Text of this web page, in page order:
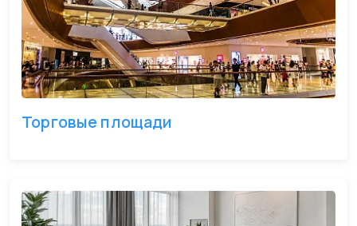
Торговые площади